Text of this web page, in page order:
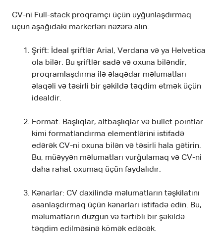
CV-ni Full-stack proqramçı üçün uyğunlaşdırmaq
üçün aşağıdakı markerləri nəzərə alın:
Şrift: İdeal şriftlər Arial, Verdana və ya Helvetica
ola bilər. Bu şriftlər sadə və oxuna biləndir,
proqramlaşdırma ilə əlaqədar məlumatları
əlaqəli və təsirli bir şəkildə təqdim etmək üçün
idealdir.
Format: Başlıqlar, altbaşlıqlar və bullet pointlar
kimi formatlandırma elementlərini istifadə
edərək CV-ni oxuna bilən və təsirli hala gətirin.
Bu, müəyyən məlumatları vurğulamaq və CV-ni
daha rahat oxumaq üçün faydalıdır.
Kənarlar: CV daxilində məlumatların təşkilatını
asanlaşdırmaq üçün kənarları istifadə edin. Bu,
məlumatların düzgün və tərtibli bir şəkildə
təqdim edilməsinə kömək edəcək.